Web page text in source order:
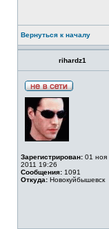
Вернуться к началу
rihardz1
Зарегистрирован: 01 ноя
2011 19:26
Сообщения: 1091
Откуда: Новокуйбышевск